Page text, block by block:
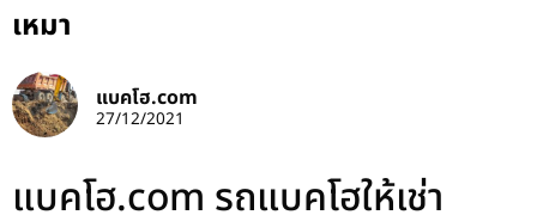
เหมา
แบคโฮ.com
27/12/2021
แบคโฮ.com รถแบคโฮให้เช่า